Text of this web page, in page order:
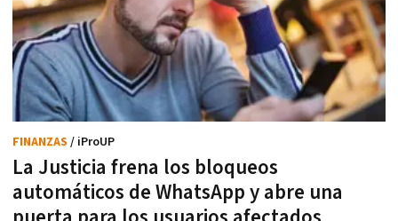
La Justicia frena los bloqueos
automáticos de WhatsApp y abre una
FINANZAS / iProUP